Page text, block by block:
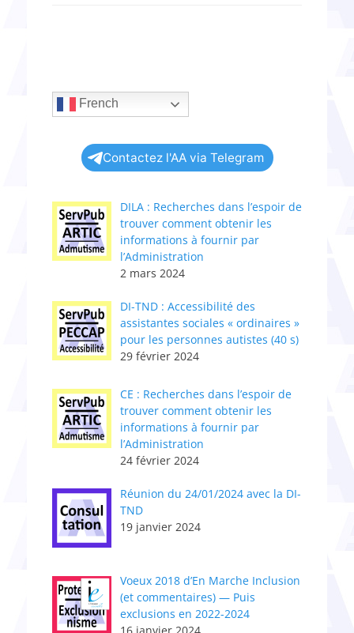
French
Contactez l'AA via Telegram
DILA : Recherches dans l’espoir de
trouver comment obtenir les
informations à fournir par
l’Administration
2 mars 2024
DI-TND : Accessibilité des
assistantes sociales « ordinaires »
pour les personnes autistes (40 s)
29 février 2024
CE : Recherches dans l’espoir de
trouver comment obtenir les
informations à fournir par
l’Administration
24 février 2024
Réunion du 24/01/2024 avec la DI-
TND
19 janvier 2024
Voeux 2018 d’En Marche Inclusion
(et commentaires) — Puis
exclusions en 2022-2024